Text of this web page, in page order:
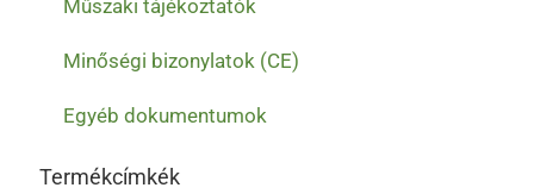
Műszaki tájékoztatók
Minőségi bizonylatok (CE)
Egyéb dokumentumok
Termékcímkék